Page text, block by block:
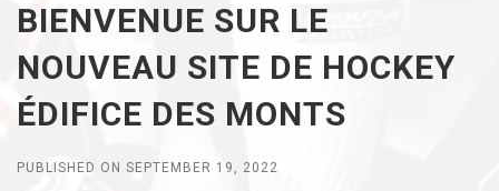
BIENVENUE SUR LE
NOUVEAU SITE DE HOCKEY
ÉDIFICE DES MONTS
PUBLISHED ON SEPTEMBER 19, 2022